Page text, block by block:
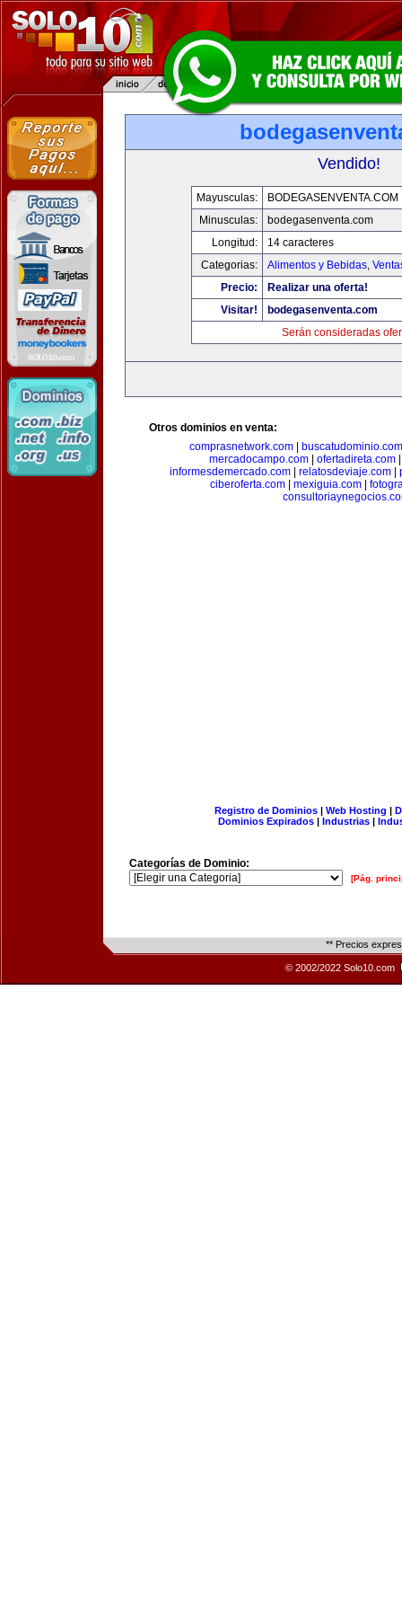
Vendido!
Mayusculas:
BODEGASENVENTA.COM
Minusculas:
bodegasenventa.com
Longitud:
14 caracteres
Categorias:
Alimentos y Bebidas,
Precio:
Realizar una oferta!
Visitar!
bodegasenventa.com
Serán consideradas
Otros dominios en venta:
comprasnetwork.com
buscatudominio.com
mercadocampo.com| ofertadireta.com
informesdemercado.com| relatosdeviaje.com|
ciberoferta.com
mexiguia.com
Registro de Dominios| Web Hosting |
Dominios Expirados | Industrias |
Categorías de Dominio:
[Pág.
** Precios
© 2002/2022 Solo10.com